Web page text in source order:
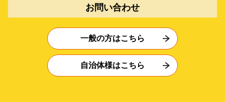
お問い合わせ
一般の方はこちら
自治体様はこちら